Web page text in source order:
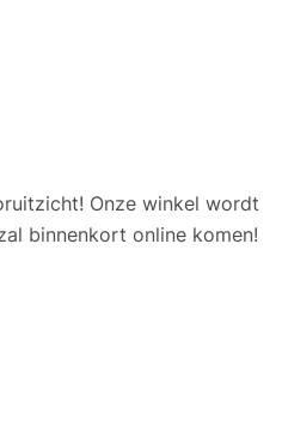
Onze winkel wordt
binnenkort online komen!